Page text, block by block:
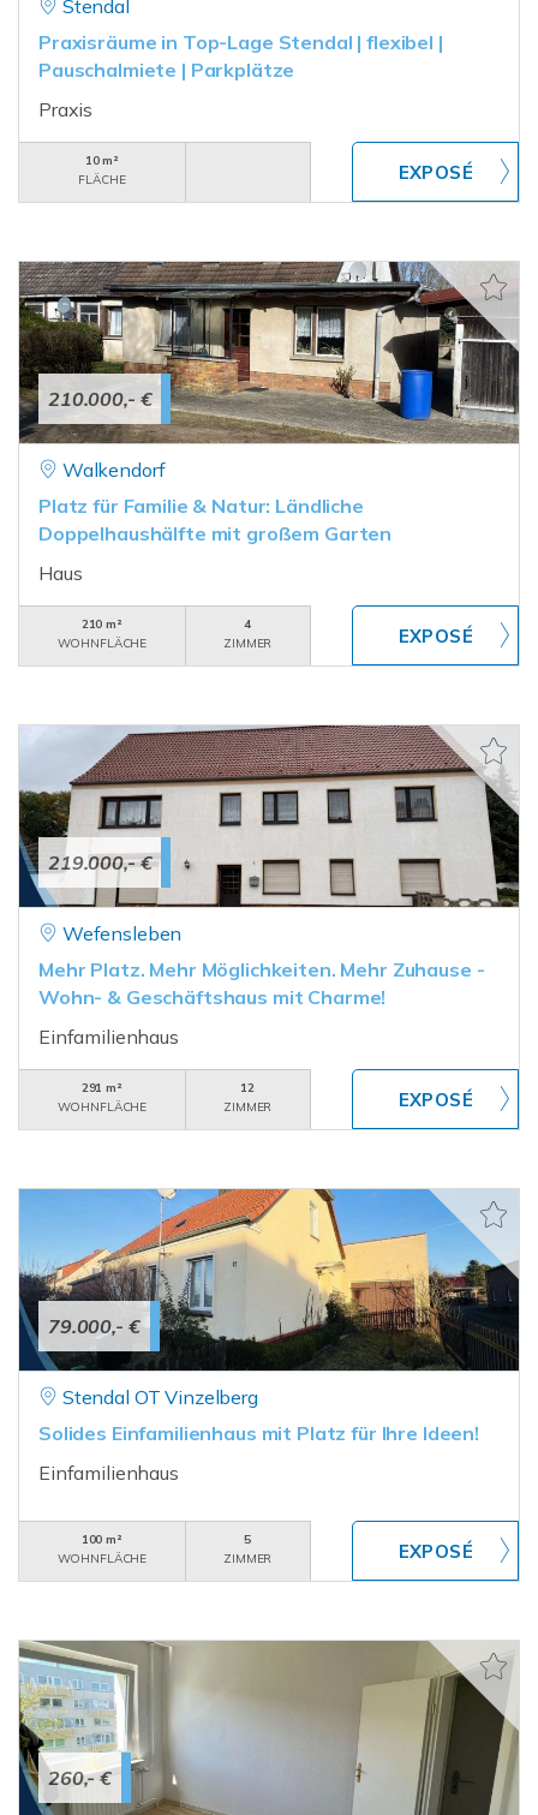
Stendal
Praxisräume in Top-Lage Stendal | flexibel |
Pauschalmiete | Parkplätze
Praxis
10 m²
FLÄCHE
210.000,- €
Walkendorf
Platz für Familie & Natur: Ländliche
Doppelhaushälfte mit großem Garten
Haus
210 m²
WOHNFLÄCHE
4
ZIMMER
219.000,- €
Wefensleben
Mehr Platz. Mehr Möglichkeiten. Mehr Zuhause -
Wohn- & Geschäftshaus mit Charme!
Einfamilienhaus
291 m²
WOHNFLÄCHE
12
ZIMMER
79.000,- €
Stendal OT Vinzelberg
Solides Einfamilienhaus mit Platz für Ihre Ideen!
Einfamilienhaus
100 m²
WOHNFLÄCHE
5
ZIMMER
260,- €